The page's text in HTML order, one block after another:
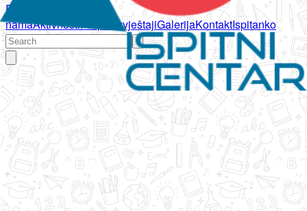
Početna
namaAktivnostiPropisi IzvještajiGalerijaKontaktIspitanko